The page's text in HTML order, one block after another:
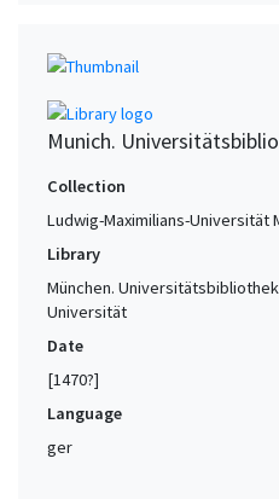
Munich.
Collection
Ludwig-Maximilians-Universität
Library
München.
Universität
Date
[1470?]
Language
ger